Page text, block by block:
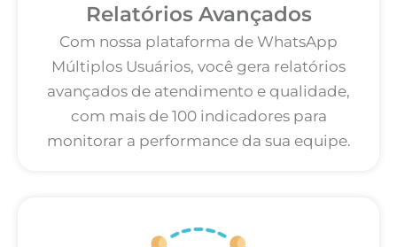
Relatórios Avançados
Com nossa plataforma de WhatsApp
Múltiplos Usuários, você gera relatórios
avançados de atendimento e qualidade,
com mais de 100 indicadores para
monitorar a performance da sua equipe.